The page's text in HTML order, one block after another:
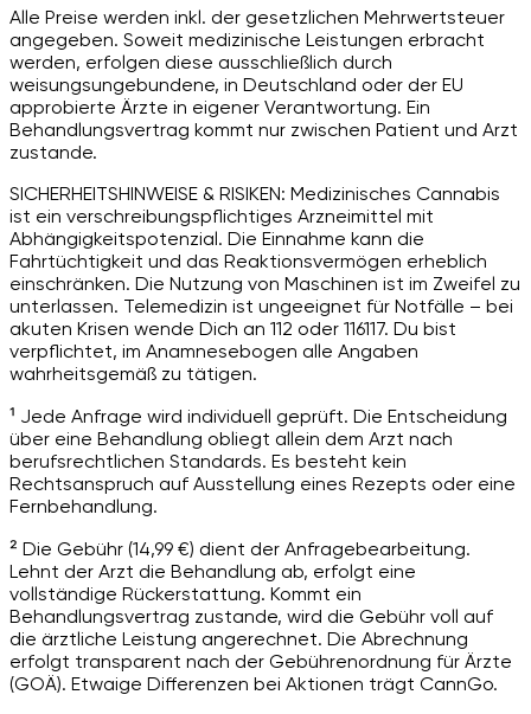
Alle Preise werden inkl. der gesetzlichen Mehrwertsteuer
angegeben. Soweit medizinische Leistungen erbracht
werden, erfolgen diese ausschließlich durch
weisungsungebundene, in Deutschland oder der EU
approbierte Ärzte in eigener Verantwortung. Ein
Behandlungsvertrag kommt nur zwischen Patient und Arzt
zustande.
SICHERHEITSHINWEISE & RISIKEN: Medizinisches Cannabis
ist ein verschreibungspflichtiges Arzneimittel mit
Abhängigkeitspotenzial. Die Einnahme kann die
Fahrtüchtigkeit und das Reaktionsvermögen erheblich
einschränken. Die Nutzung von Maschinen ist im Zweifel zu
unterlassen. Telemedizin ist ungeeignet für Notfälle – bei
akuten Krisen wende Dich an 112 oder 116117. Du bist
verpflichtet, im Anamnesebogen alle Angaben
wahrheitsgemäß zu tätigen.
¹ Jede Anfrage wird individuell geprüft. Die Entscheidung
über eine Behandlung obliegt allein dem Arzt nach
berufsrechtlichen Standards. Es besteht kein
Rechtsanspruch auf Ausstellung eines Rezepts oder eine
Fernbehandlung.
² Die Gebühr (14,99 €) dient der Anfragebearbeitung.
Lehnt der Arzt die Behandlung ab, erfolgt eine
vollständige Rückerstattung. Kommt ein
Behandlungsvertrag zustande, wird die Gebühr voll auf
die ärztliche Leistung angerechnet. Die Abrechnung
erfolgt transparent nach der Gebührenordnung für Ärzte
(GOÄ). Etwaige Differenzen bei Aktionen trägt CannGo.